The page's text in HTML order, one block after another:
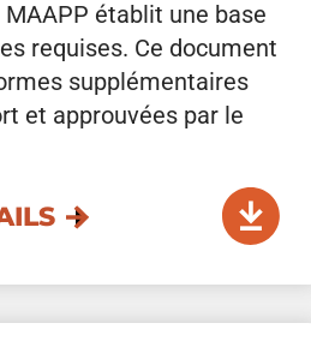
établit une base
requises. Ce document
supplémentaires
et approuvées par le